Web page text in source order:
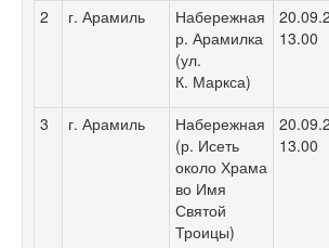
2 г. Арамиль
Набережная
р. Арамилка
(ул.
К. Маркса)
13.00
3 г. Арамиль
Набережная
(р. Исеть
около Храма
во Имя
Святой
Троицы)
13.00